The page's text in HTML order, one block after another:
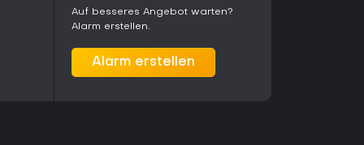
Titel; ein Metascore liegt wegen der noch
nicht vor. Das Spiel enthält acht Steam-
Ausweichen und abwechslungsreichen
besonders reizvoll - verstärkt durch
Auf besseres Angebot warten?
Alarm erstellen.
Alarm erstellen